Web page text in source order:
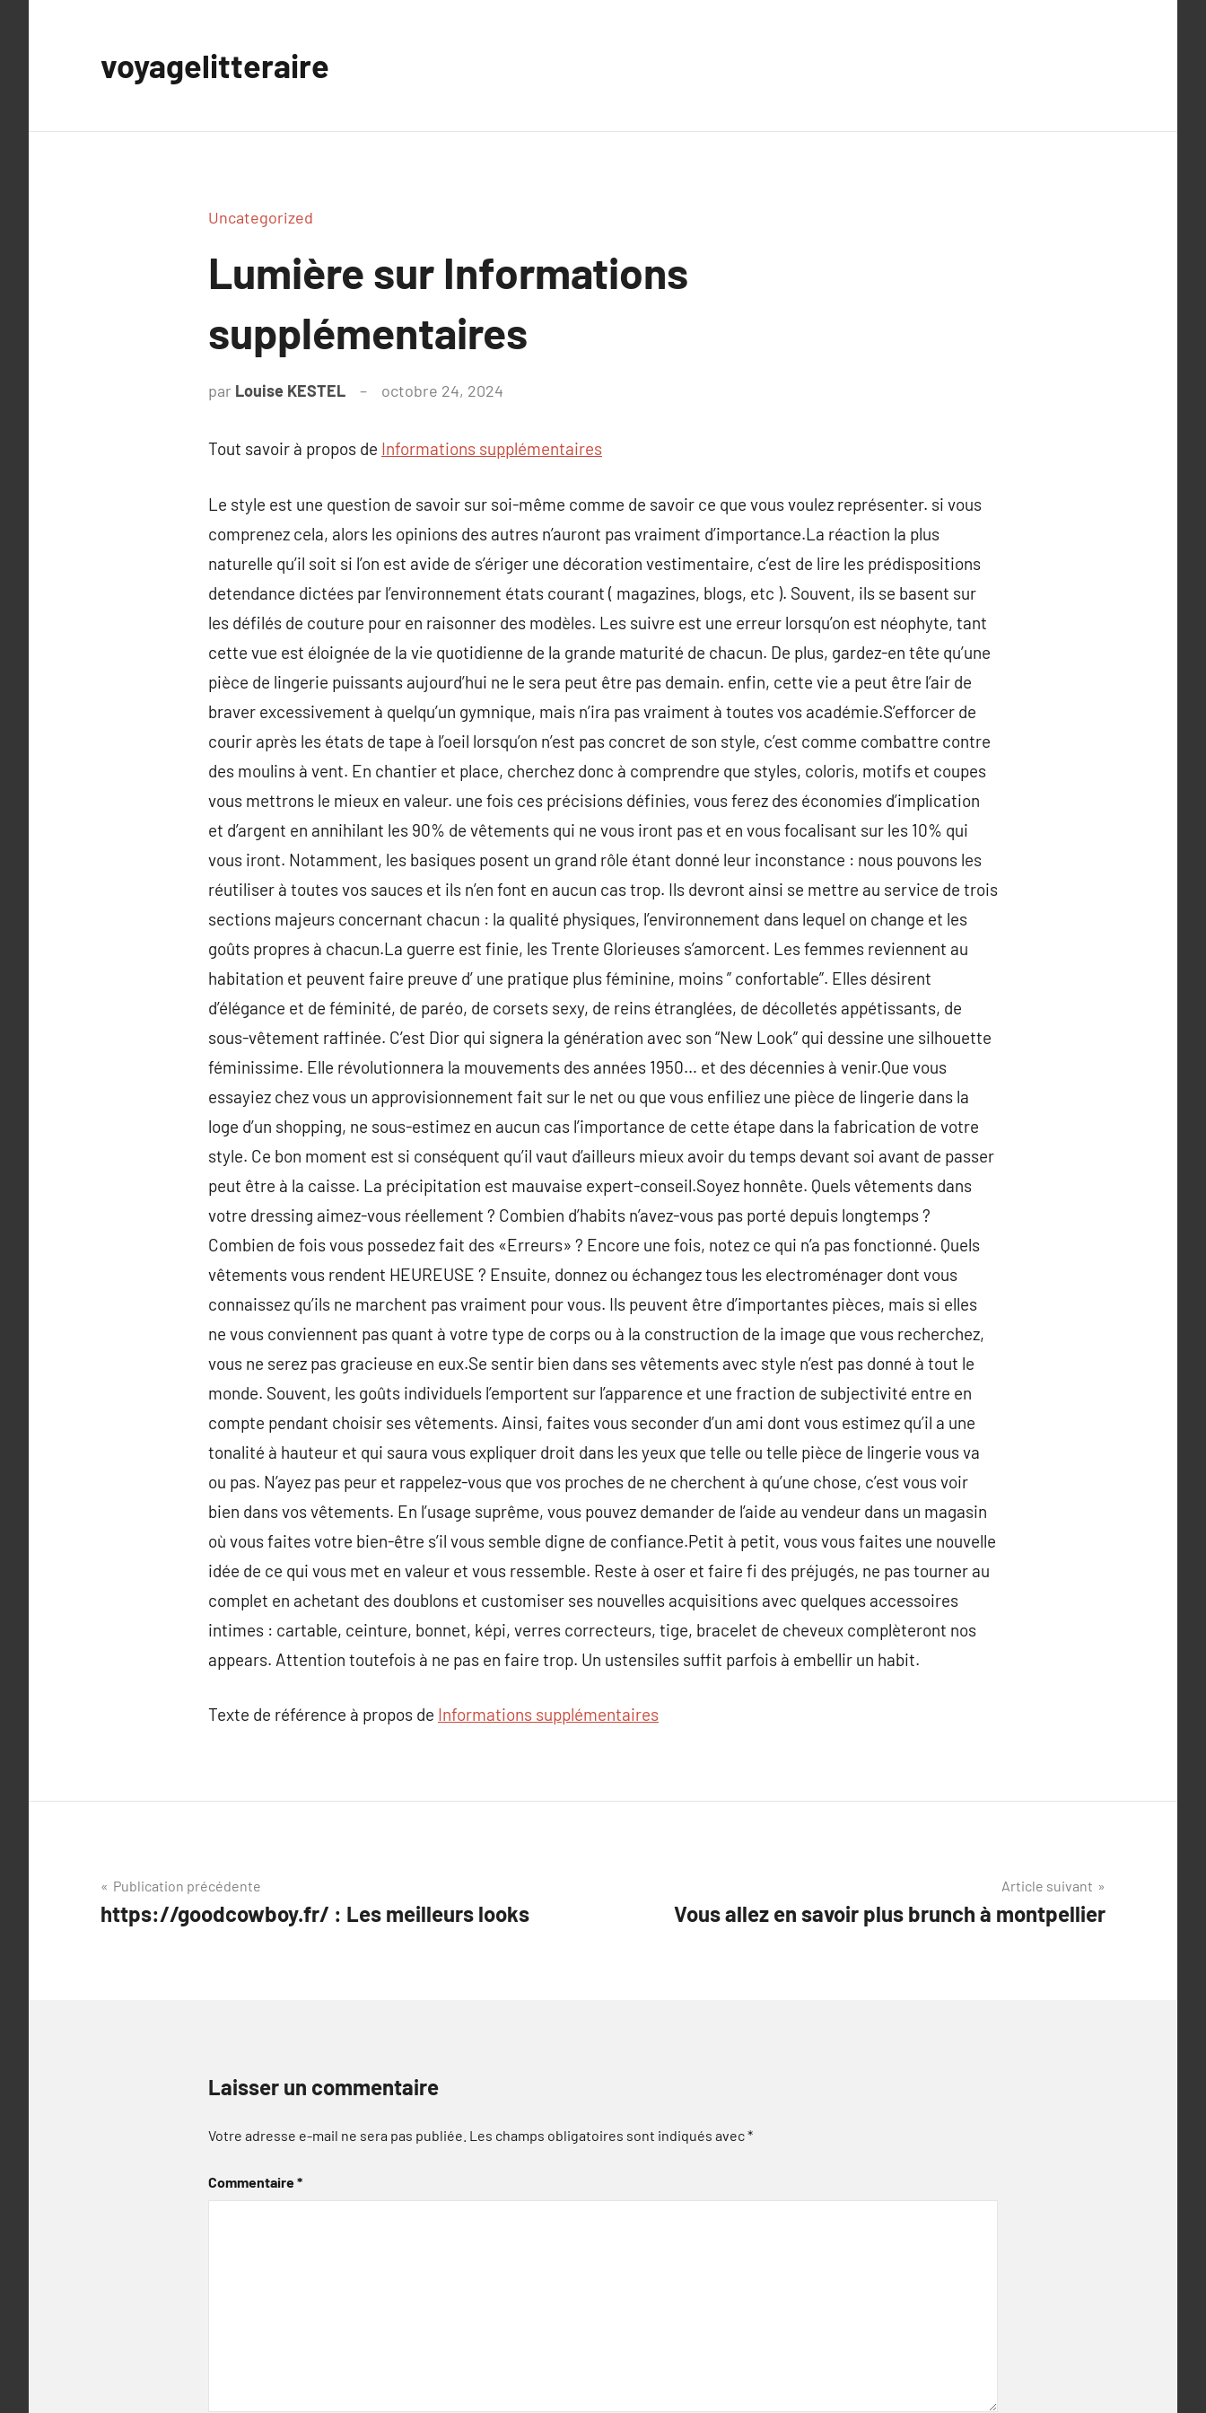
voyagelitteraire
Uncategorized
Lumière sur Informations
supplémentaires
par Louise KESTEL octobre 24, 2024
Tout savoir à propos de Informations supplémentaires
Le style est une question de savoir sur soi-même comme de savoir ce que vous voulez représenter. si vous
comprenez cela, alors les opinions des autres n’auront pas vraiment d’importance.La réaction la plus
naturelle qu’il soit si l’on est avide de s’ériger une décoration vestimentaire, c’est de lire les prédispositions
detendance dictées par l’environnement états courant ( magazines, blogs, etc ). Souvent, ils se basent sur
les défilés de couture pour en raisonner des modèles. Les suivre est une erreur lorsqu’on est néophyte, tant
cette vue est éloignée de la vie quotidienne de la grande maturité de chacun. De plus, gardez-en tête qu’une
pièce de lingerie puissants aujourd’hui ne le sera peut être pas demain. enfin, cette vie a peut être l’air de
braver excessivement à quelqu’un gymnique, mais n’ira pas vraiment à toutes vos académie.S’efforcer de
courir après les états de tape à l’oeil lorsqu’on n’est pas concret de son style, c’est comme combattre contre
des moulins à vent. En chantier et place, cherchez donc à comprendre que styles, coloris, motifs et coupes
vous mettrons le mieux en valeur. une fois ces précisions définies, vous ferez des économies d’implication
et d’argent en annihilant les 90% de vêtements qui ne vous iront pas et en vous focalisant sur les 10% qui
vous iront. Notamment, les basiques posent un grand rôle étant donné leur inconstance : nous pouvons les
réutiliser à toutes vos sauces et ils n’en font en aucun cas trop. Ils devront ainsi se mettre au service de trois
sections majeurs concernant chacun : la qualité physiques, l’environnement dans lequel on change et les
goûts propres à chacun.La guerre est finie, les Trente Glorieuses s’amorcent. Les femmes reviennent au
habitation et peuvent faire preuve d’ une pratique plus féminine, moins ” confortable”. Elles désirent
d’élégance et de féminité, de paréo, de corsets sexy, de reins étranglées, de décolletés appétissants, de
sous-vêtement raffinée. C’est Dior qui signera la génération avec son “New Look” qui dessine une silhouette
féminissime. Elle révolutionnera la mouvements des années 1950… et des décennies à venir.Que vous
essayiez chez vous un approvisionnement fait sur le net ou que vous enfiliez une pièce de lingerie dans la
loge d’un shopping, ne sous-estimez en aucun cas l’importance de cette étape dans la fabrication de votre
style. Ce bon moment est si conséquent qu’il vaut d’ailleurs mieux avoir du temps devant soi avant de passer
peut être à la caisse. La précipitation est mauvaise expert-conseil.Soyez honnête. Quels vêtements dans
votre dressing aimez-vous réellement ? Combien d’habits n’avez-vous pas porté depuis longtemps ?
Combien de fois vous possedez fait des «Erreurs» ? Encore une fois, notez ce qui n’a pas fonctionné. Quels
vêtements vous rendent HEUREUSE ? Ensuite, donnez ou échangez tous les electroménager dont vous
connaissez qu’ils ne marchent pas vraiment pour vous. Ils peuvent être d’importantes pièces, mais si elles
ne vous conviennent pas quant à votre type de corps ou à la construction de la image que vous recherchez,
vous ne serez pas gracieuse en eux.Se sentir bien dans ses vêtements avec style n’est pas donné à tout le
monde. Souvent, les goûts individuels l’emportent sur l’apparence et une fraction de subjectivité entre en
compte pendant choisir ses vêtements. Ainsi, faites vous seconder d’un ami dont vous estimez qu’il a une
tonalité à hauteur et qui saura vous expliquer droit dans les yeux que telle ou telle pièce de lingerie vous va
ou pas. N’ayez pas peur et rappelez-vous que vos proches de ne cherchent à qu’une chose, c’est vous voir
bien dans vos vêtements. En l’usage suprême, vous pouvez demander de l’aide au vendeur dans un magasin
où vous faites votre bien-être s’il vous semble digne de confiance.Petit à petit, vous vous faites une nouvelle
idée de ce qui vous met en valeur et vous ressemble. Reste à oser et faire fi des préjugés, ne pas tourner au
complet en achetant des doublons et customiser ses nouvelles acquisitions avec quelques accessoires
intimes : cartable, ceinture, bonnet, képi, verres correcteurs, tige, bracelet de cheveux complèteront nos
appears. Attention toutefois à ne pas en faire trop. Un ustensiles suffit parfois à embellir un habit.
Texte de référence à propos de Informations supplémentaires
Navigation
de
Publication précédente
https://goodcowboy.fr/ : Les meilleurs looks
Article suivant
Vous allez en savoir plus brunch à montpellier
Laisser un commentaire
Votre adresse e-mail ne sera pas publiée. Les champs obligatoires sont indiqués avec*
Commentaire*